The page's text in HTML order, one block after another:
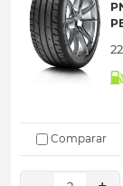
Comparar